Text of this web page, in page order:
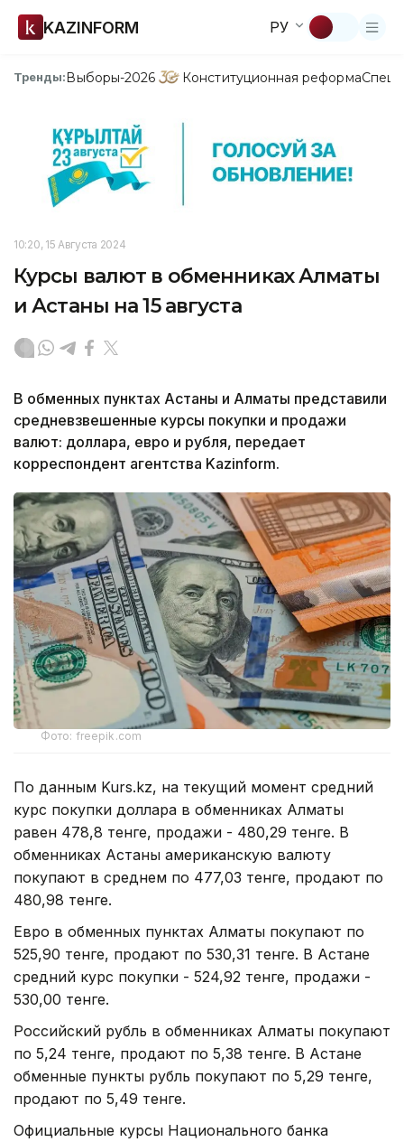
KAZINFORM РУ
Тренды:Выборы-2026 Конституционная реформа
10:20, 15 Августа 2024
Курсы валют в обменниках Алматы
и Астаны на 15 августа
В обменных пунктах Астаны и Алматы представили
средневзвешенные курсы покупки и продажи
валют: доллара, евро и рубля, передает
корреспондент агентства Kazinform.
Фото: freepik.com
По данным Kurs.kz, на текущий момент средний
курс покупки доллара в обменниках Алматы
равен 478,8 тенге, продажи - 480,29 тенге. В
обменниках Астаны американскую валюту
покупают в среднем по 477,03 тенге, продают по
480,98 тенге.
Евро в обменных пунктах Алматы покупают по
525,90 тенге, продают по 530,31 тенге. В Астане
средний курс покупки - 524,92 тенге, продажи -
530,00 тенге.
Российский рубль в обменниках Алматы покупают
по 5,24 тенге, продают по 5,38 тенге. В Астане
обменные пункты рубль покупают по 5,29 тенге,
продают по 5,49 тенге.
Официальные курсы Национального банка